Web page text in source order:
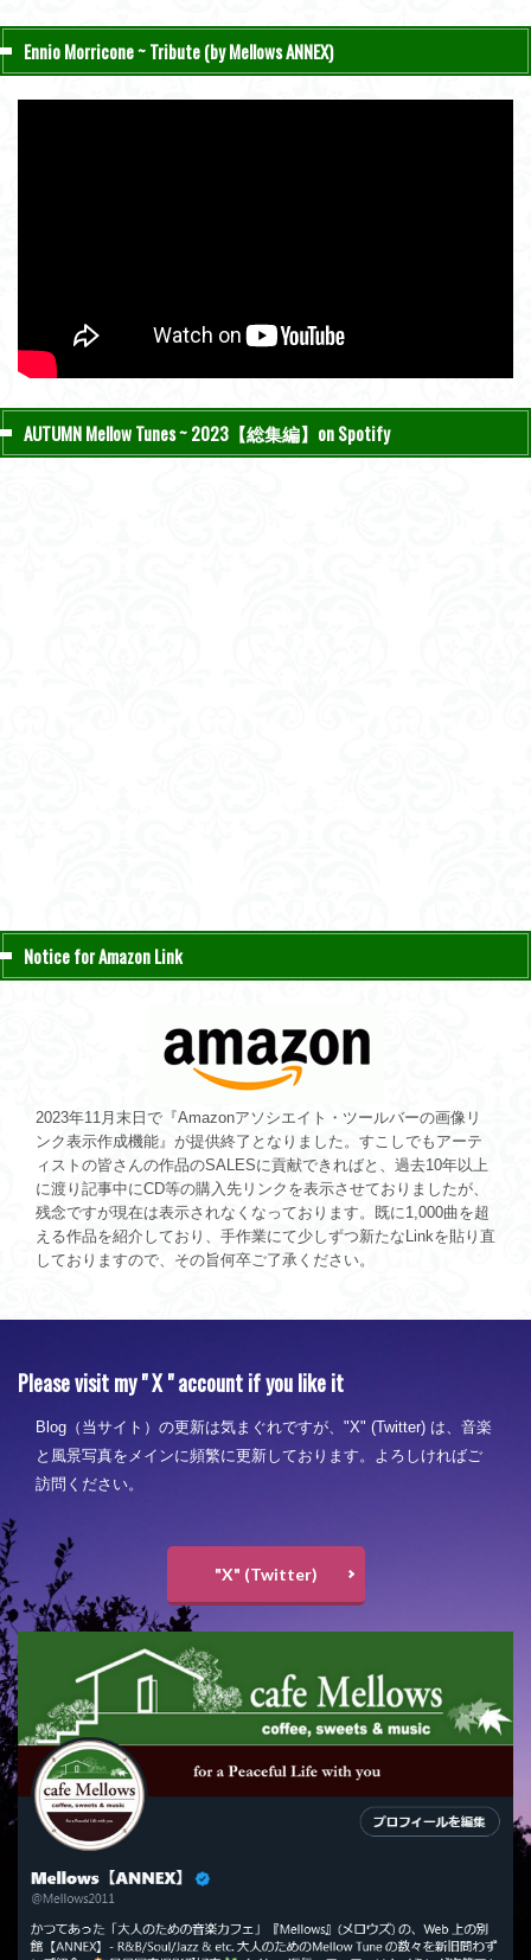
Ennio Morricone ~ Tribute (by Mellows ANNEX)
AUTUMN Mellow Tunes ~ 2023【総集編】on Spotify
Notice for Amazon Link
2023年11月末日で『Amazonアソシエイト・ツールバーの画像リ
ンク表示作成機能』が提供終了となりました。すこしでもアーテ
ィストの皆さんの作品のSALESに貢献できればと、過去10年以上
に渡り記事中にCD等の購入先リンクを表示させておりましたが、
残念ですが現在は表示されなくなっております。既に1,000曲を超
える作品を紹介しており、手作業にて少しずつ新たなLinkを貼り直
しておりますので、その旨何卒ご了承ください。
Please visit my " X " account if you like it
Blog（当サイト）の更新は気まぐれですが、"X" (Twitter) は、音楽
と風景写真をメインに頻繁に更新しております。よろしければご
訪問ください。
"X" (Twitter)